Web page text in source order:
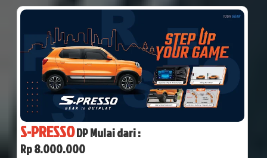
S-PRESSODP Mulai dari :
Rp 8.000.000